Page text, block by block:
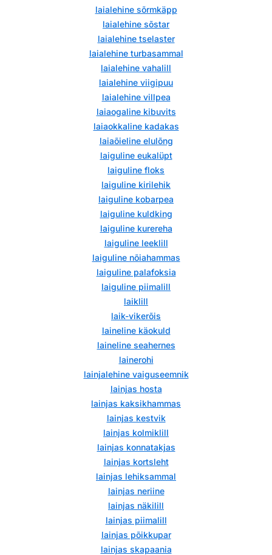
laialehine sõrmkäpp
laialehine sõstar
laialehine tselaster
laialehine turbasammal
laialehine vahalill
laialehine viigipuu
laialehine villpea
laiaogaline kibuvits
laiaokkaline kadakas
laiaõieline elulõng
laiguline eukalüpt
laiguline floks
laiguline kirilehik
laiguline kobarpea
laiguline kuldking
laiguline kurereha
laiguline leeklill
laiguline nõiahammas
laiguline palafoksia
laiguline piimalill
laiklill
laik-vikerõis
laineline käokuld
laineline seahernes
lainerohi
lainjalehine vaiguseemnik
lainjas hosta
lainjas kaksikhammas
lainjas kestvik
lainjas kolmiklill
lainjas konnatakjas
lainjas kortsleht
lainjas lehiksammal
lainjas neriine
lainjas näkilill
lainjas piimalill
lainjas põikkupar
lainjas skapaania